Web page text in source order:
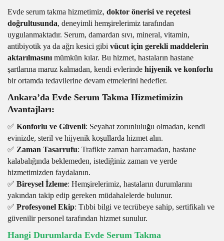
Evde serum takma hizmetimiz, doktor önerisi ve reçetesi
doğrultusunda, deneyimli hemşirelerimiz tarafından
uygulanmaktadır. Serum, damardan sıvı, mineral, vitamin,
antibiyotik ya da ağrı kesici gibi vücut için gerekli maddelerin
aktarılmasını mümkün kılar. Bu hizmet, hastaların hastane
şartlarına maruz kalmadan, kendi evlerinde hijyenik ve konforlu
bir ortamda tedavilerine devam etmelerini hedefler.
Ankara’da Evde Serum Takma Hizmetimizin
Avantajları:
✅ Konforlu ve Güvenli: Seyahat zorunluluğu olmadan, kendi
evinizde, steril ve hijyenik koşullarda hizmet alın.
✅ Zaman Tasarrufu: Trafikte zaman harcamadan, hastane
kalabalığında beklemeden, istediğiniz zaman ve yerde
hizmetimizden faydalanın.
✅ Bireysel İzleme: Hemşirelerimiz, hastaların durumlarını
yakından takip edip gereken müdahalelerde bulunur.
✅ Profesyonel Ekip: Tıbbi bilgi ve tecrübeye sahip, sertifikalı ve
güvenilir personel tarafından hizmet sunulur.
Hangi Durumlarda Evde Serum Takma